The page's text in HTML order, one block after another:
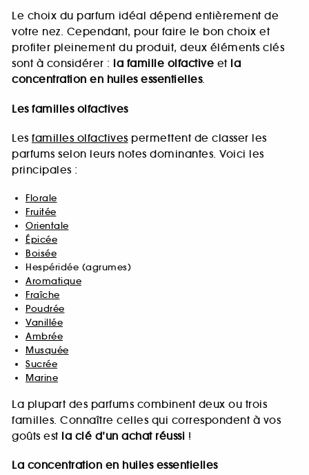
Le choix du parfum idéal dépend entièrement de
votre nez. Cependant, pour faire le bon choix et
profiter pleinement du produit, deux éléments clés
sont à considérer : la famille olfactive et la
concentration en huiles essentielles.
Les familles olfactives
Les familles olfactives permettent de classer les
parfums selon leurs notes dominantes. Voici les
principales :
Florale
Fruitée
Orientale
Épicée
Boisée
Hespéridée (agrumes)
Aromatique
Fraîche
Poudrée
Vanillée
Ambrée
Musquée
Sucrée
Marine
La plupart des parfums combinent deux ou trois
familles. Connaître celles qui correspondent à vos
goûts est la clé d’un achat réussi !
La concentration en huiles essentielles